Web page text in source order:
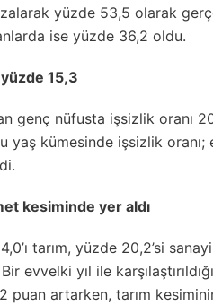
yüzde 53,5 olarak
ise yüzde 36,2 oldu.
15,3
genç nüfusta işsizlik oranı
yaş kümesinde işsizlik oranı;
kesiminde yer aldı
tarım, yüzde 20,2’si
evvelki yıl ile
puan artarken, tarım